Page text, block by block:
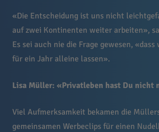
«Die Entscheidung ist uns nicht
auf zwei Kontinenten weiter arbeiten»,
Es sei auch nie die Frage gewesen,
für ein Jahr alleine lassen».
Lisa Müller: «Privatleben hast Du nicht
Viel Aufmerksamkeit bekamen die
gemeinsamen Werbeclips für einen